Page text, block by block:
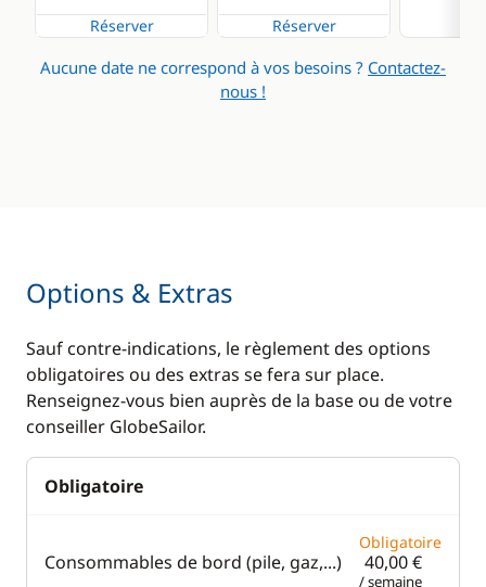
Cuisinière
Réfrigérateur
Chauffage
Eau chaude
Réserver Réserver
Aucune date ne correspond à vos besoins ? Contactez-
nous !
Options & Extras
Sauf contre-indications, le règlement des options
obligatoires ou des extras se fera sur place.
Renseignez-vous bien auprès de la base ou de votre
conseiller GlobeSailor.
Obligatoire
Consommables de bord (pile, gaz,...)
Obligatoire
40,00 €
/ semaine